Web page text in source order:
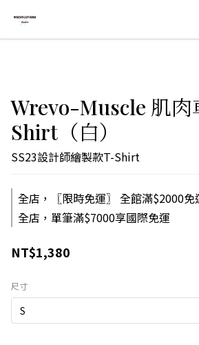
Wrevo-Muscle 肌
Shirt（白）
SS23設計師繪製款T-Shirt
全店，〖限時免運〗 全館滿$2000免
全店，單筆滿$7000享國際免運
NT$1,380
尺寸